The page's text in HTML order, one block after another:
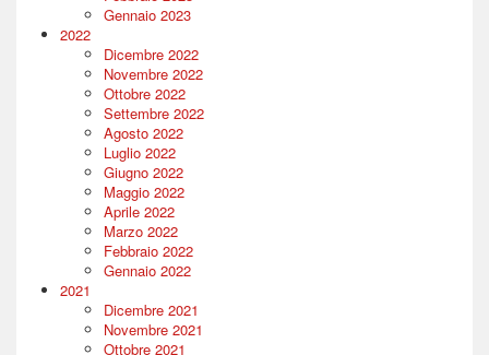
Gennaio 2023
2022
Dicembre 2022
Novembre 2022
Ottobre 2022
Settembre 2022
Agosto 2022
Luglio 2022
Giugno 2022
Maggio 2022
Aprile 2022
Marzo 2022
Febbraio 2022
Gennaio 2022
2021
Dicembre 2021
Novembre 2021
Ottobre 2021